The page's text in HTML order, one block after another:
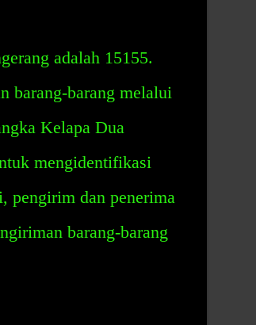
adalah 15155.
barang-barang melalui
Kelapa Dua
mengidentifikasi
pengirim dan penerima
barang-barang